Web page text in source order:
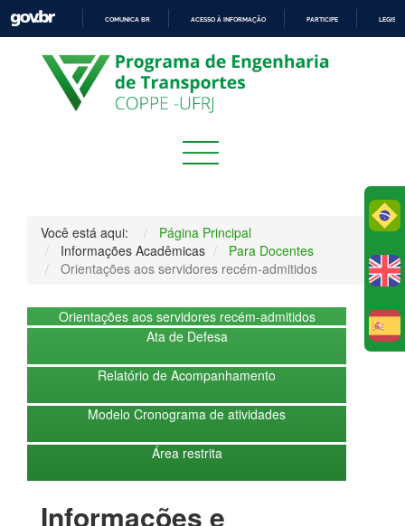
PARA
O
CONTEÚDO
COMUNICA BR ACESSO À INFORMAÇÃO PARTICIPE
Você está aqui:
Página Principal
Informações Acadêmicas
Para Docentes
Orientações aos servidores recém-admitidos
Orientações aos servidores recém-admitidos
Ata de Defesa
Relatório de Acompanhamento
Modelo Cronograma de atividades
Área restrita
Informações e